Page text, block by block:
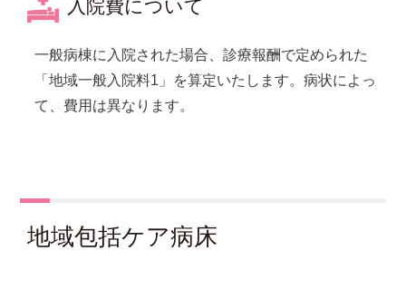
入院費について
一般病棟に入院された場合、診療報酬で定められた
「地域一般入院料1」を算定いたします。病状によっ
て、費用は異なります。
地域包括ケア病床